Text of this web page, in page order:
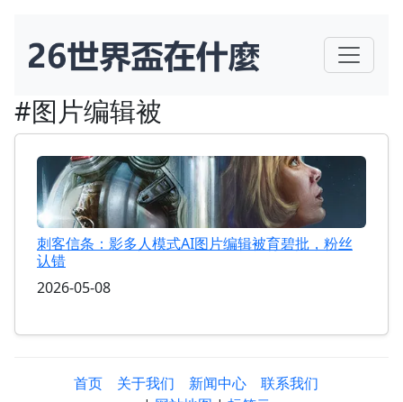
#图片编辑被
刺客信条：影多人模式AI图片编辑被育碧批，粉丝
认错
2026-05-08
首页 关于我们 新闻中心
联系我们